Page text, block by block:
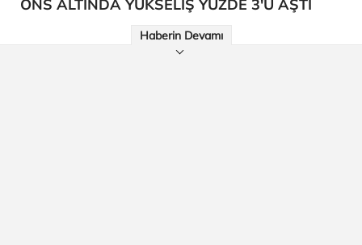
ONS ALTINDA YÜKSELİŞ YÜZDE 3'Ü AŞTI
Haberin Devamı